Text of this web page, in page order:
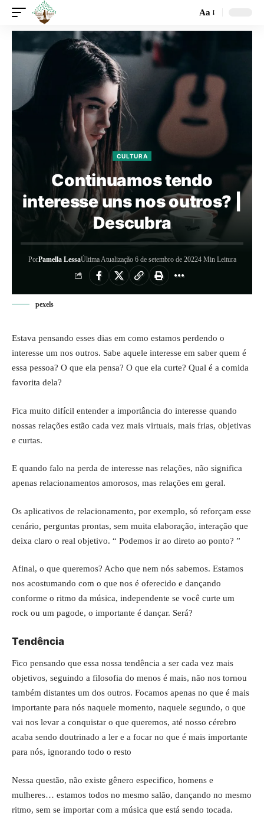
Aa
CULTURA
Continuamos tendo
interesse uns nos outros? |
Descubra
PorPamella LessaÚltima Atualização 6 de setembro de 20224 Min Leitura
pexels
Estava pensando esses dias em como estamos perdendo o
interesse um nos outros. Sabe aquele interesse em saber quem é
essa pessoa? O que ela pensa? O que ela curte? Qual é a comida
favorita dela?
Fica muito difícil entender a importância do interesse quando
nossas relações estão cada vez mais virtuais, mais frias, objetivas
e curtas.
E quando falo na perda de interesse nas relações, não significa
apenas relacionamentos amorosos, mas relações em geral.
Os aplicativos de relacionamento, por exemplo, só reforçam esse
cenário, perguntas prontas, sem muita elaboração, interação que
deixa claro o real objetivo. “ Podemos ir ao direto ao ponto? ”
Afinal, o que queremos? Acho que nem nós sabemos. Estamos
nos acostumando com o que nos é oferecido e dançando
conforme o ritmo da música, independente se você curte um
rock ou um pagode, o importante é dançar. Será?
Tendência
Fico pensando que essa nossa tendência a ser cada vez mais
objetivos, seguindo a filosofia do menos é mais, não nos tornou
também distantes um dos outros. Focamos apenas no que é mais
importante para nós naquele momento, naquele segundo, o que
vai nos levar a conquistar o que queremos, até nosso cérebro
acaba sendo doutrinado a ler e a focar no que é mais importante
para nós, ignorando todo o resto
Nessa questão, não existe gênero especifico, homens e
mulheres… estamos todos no mesmo salão, dançando no mesmo
ritmo, sem se importar com a música que está sendo tocada.